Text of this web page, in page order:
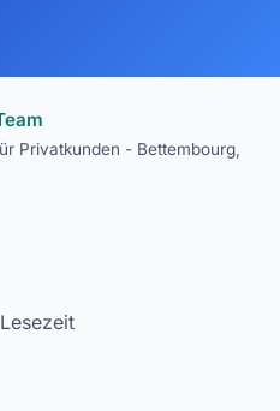
Privatkunden - Bettembourg,